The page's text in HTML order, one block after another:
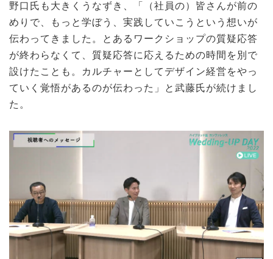
野口氏も大きくうなずき、「（社員の）皆さんが前の
めりで、もっと学ぼう、実践していこうという想いが
伝わってきました。とあるワークショップの質疑応答
が終わらなくて、質疑応答に応えるための時間を別で
設けたことも。カルチャーとしてデザイン経営をやっ
ていく覚悟があるのが伝わった」と武藤氏が続けまし
た。